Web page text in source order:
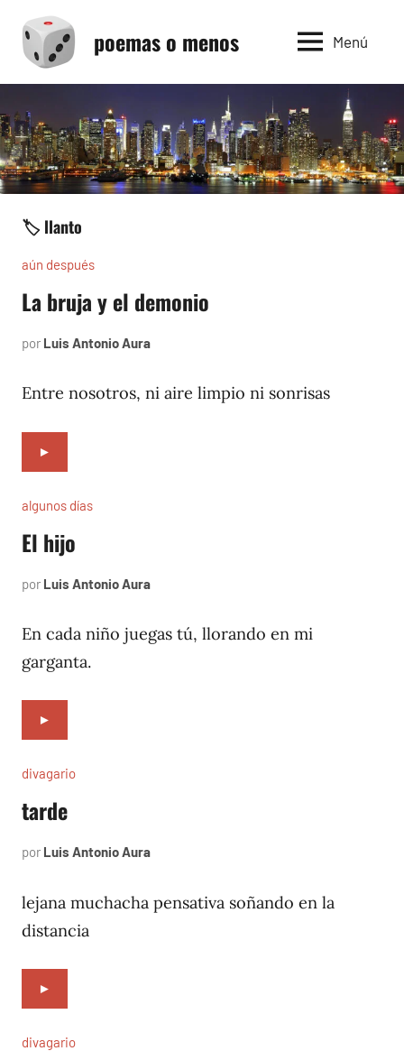
contenido
poemas o menos Menú
🏷️ llanto
aún después
La bruja y el demonio
por Luis Antonio Aura
2005
Entre nosotros, ni aire limpio ni sonrisas
►
algunos días
El hijo
por Luis Antonio Aura
1997
En cada niño juegas tú, llorando en mi
garganta.
►
divagario
tarde
por Luis Antonio Aura
1996
lejana muchacha pensativa soñando en la
distancia
►
divagario